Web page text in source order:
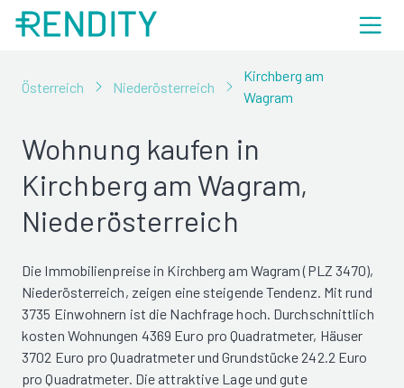
Österreich Niederösterreich
Kirchberg am
Wagram
Wohnung kaufen in
Kirchberg am Wagram,
Niederösterreich
Die Immobilienpreise in Kirchberg am Wagram (PLZ 3470),
Niederösterreich, zeigen eine steigende Tendenz. Mit rund
3735 Einwohnern ist die Nachfrage hoch. Durchschnittlich
kosten Wohnungen 4369 Euro pro Quadratmeter, Häuser
3702 Euro pro Quadratmeter und Grundstücke 242.2 Euro
pro Quadratmeter. Die attraktive Lage und gute